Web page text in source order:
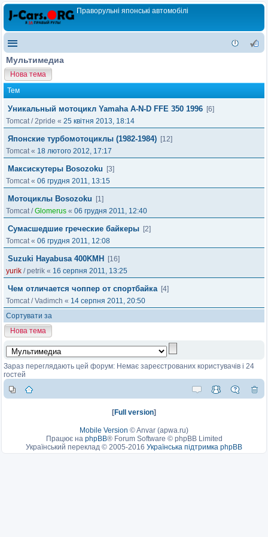
Праворульні японські автомобілі
Мультимедиа
Нова тема
Тем
Уникальный мотоцикл Yamaha A-N-D FFE 350 1996 [6]
Tomcat/2pride « 25 квітня 2013, 18:14
Японские турбомотоциклы (1982-1984) [12]
Tomcat« 18 лютого 2012, 17:17
Максискутеры Bosozoku
[3]
Tomcat« 06 грудня 2011, 13:15
Мотоциклы Bosozoku
[1]
Tomcat/Glomerus « 06 грудня 2011, 12:40
Сумасшедшие греческие байкеры [2]
Tomcat« 06 грудня 2011, 12:08
Suzuki Hayabusa 400KMH
[16]
yurik /petrik « 16 серпня 2011, 13:25
Чем отличается чоппер от спортбайка [4]
Tomcat/Vadimch « 14 серпня 2011, 20:50
Сортувати за
Нова тема
Зараз переглядають цей форум: Немає зареєстрованих користувачів і 24
гостей
[Full version]
Mobile Version ©Anvar (apwa.ru)
Працює на phpBB® Forum Software © phpBB Limited
Український переклад © 2005-2016 Українська підтримка phpBB